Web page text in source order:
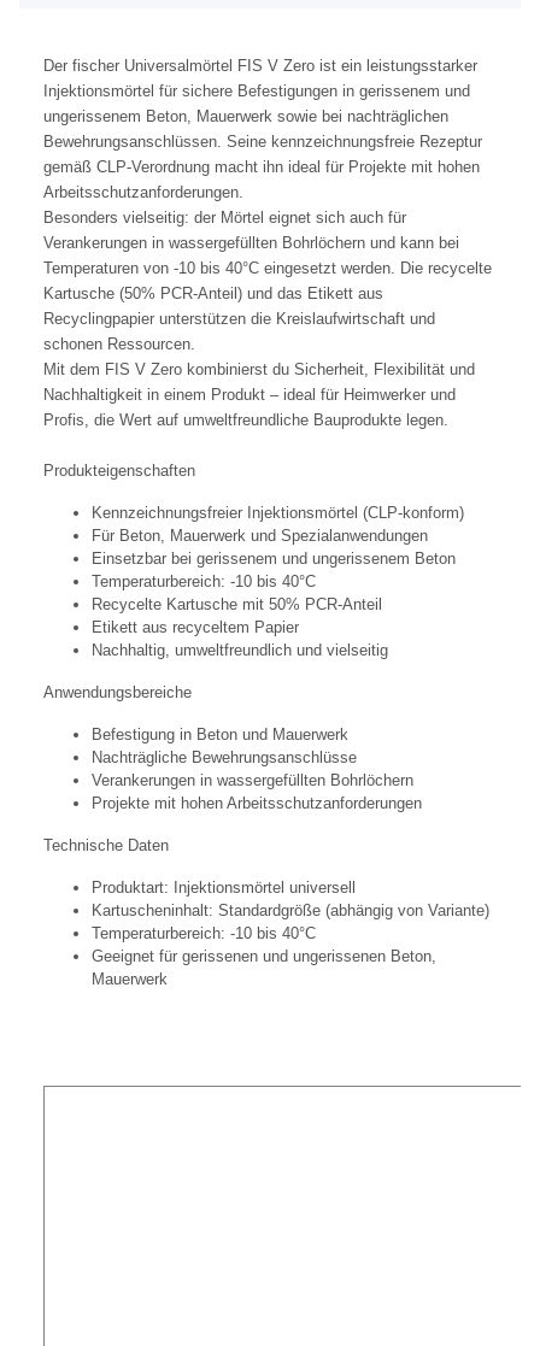
Der fischer Universalmörtel FIS V Zero ist ein leistungsstarker
Injektionsmörtel für sichere Befestigungen in gerissenem und
ungerissenem Beton, Mauerwerk sowie bei nachträglichen
Bewehrungsanschlüssen. Seine kennzeichnungsfreie Rezeptur
gemäß CLP-Verordnung macht ihn ideal für Projekte mit hohen
Arbeitsschutzanforderungen.
Besonders vielseitig: der Mörtel eignet sich auch für
Verankerungen in wassergefüllten Bohrlöchern und kann bei
Temperaturen von -10 bis 40°C eingesetzt werden. Die recycelte
Kartusche (50% PCR-Anteil) und das Etikett aus
Recyclingpapier unterstützen die Kreislaufwirtschaft und
schonen Ressourcen.
Mit dem FIS V Zero kombinierst du Sicherheit, Flexibilität und
Nachhaltigkeit in einem Produkt – ideal für Heimwerker und
Profis, die Wert auf umweltfreundliche Bauprodukte legen.
Produkteigenschaften
Kennzeichnungsfreier Injektionsmörtel (CLP-konform)
Für Beton, Mauerwerk und Spezialanwendungen
Einsetzbar bei gerissenem und ungerissenem Beton
Temperaturbereich: -10 bis 40°C
Recycelte Kartusche mit 50% PCR-Anteil
Etikett aus recyceltem Papier
Nachhaltig, umweltfreundlich und vielseitig
Anwendungsbereiche
Befestigung in Beton und Mauerwerk
Nachträgliche Bewehrungsanschlüsse
Verankerungen in wassergefüllten Bohrlöchern
Projekte mit hohen Arbeitsschutzanforderungen
Technische Daten
Produktart: Injektionsmörtel universell
Kartuscheninhalt: Standardgröße (abhängig von Variante)
Temperaturbereich: -10 bis 40°C
Geeignet für gerissenen und ungerissenen Beton,
Mauerwerk